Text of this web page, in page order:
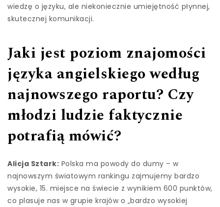
wiedzę o języku, ale niekoniecznie umiejętność płynnej,
skutecznej komunikacji.
Jaki jest poziom znajomości
języka angielskiego według
najnowszego raportu? Czy
młodzi ludzie faktycznie
potrafią mówić?
Alicja Sztark: Polska ma powody do dumy – w
najnowszym światowym rankingu zajmujemy bardzo
wysokie, 15. miejsce na świecie z wynikiem 600 punktów,
co plasuje nas w grupie krajów o „bardzo wysokiej